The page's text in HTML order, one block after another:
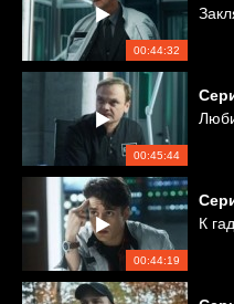
00:44:32
00:45:44
00:44:19
К